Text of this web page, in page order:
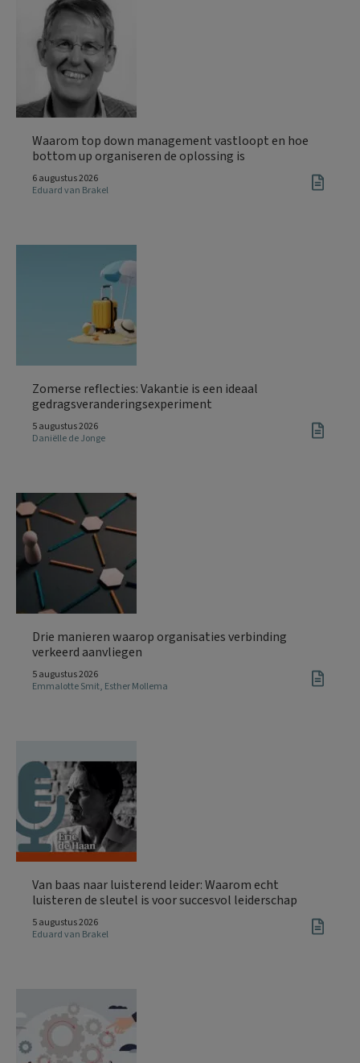
Waarom top down management vastloopt en hoe
bottom up organiseren de oplossing is
6 augustus 2026
Eduard van Brakel
Zomerse reflecties: Vakantie is een ideaal
gedragsveranderingsexperiment
5 augustus 2026
Daniëlle de Jonge
Drie manieren waarop organisaties verbinding
verkeerd aanvliegen
5 augustus 2026
Emmalotte Smit, Esther Mollema
Van baas naar luisterend leider: Waarom echt
luisteren de sleutel is voor succesvol leiderschap
5 augustus 2026
Eduard van Brakel